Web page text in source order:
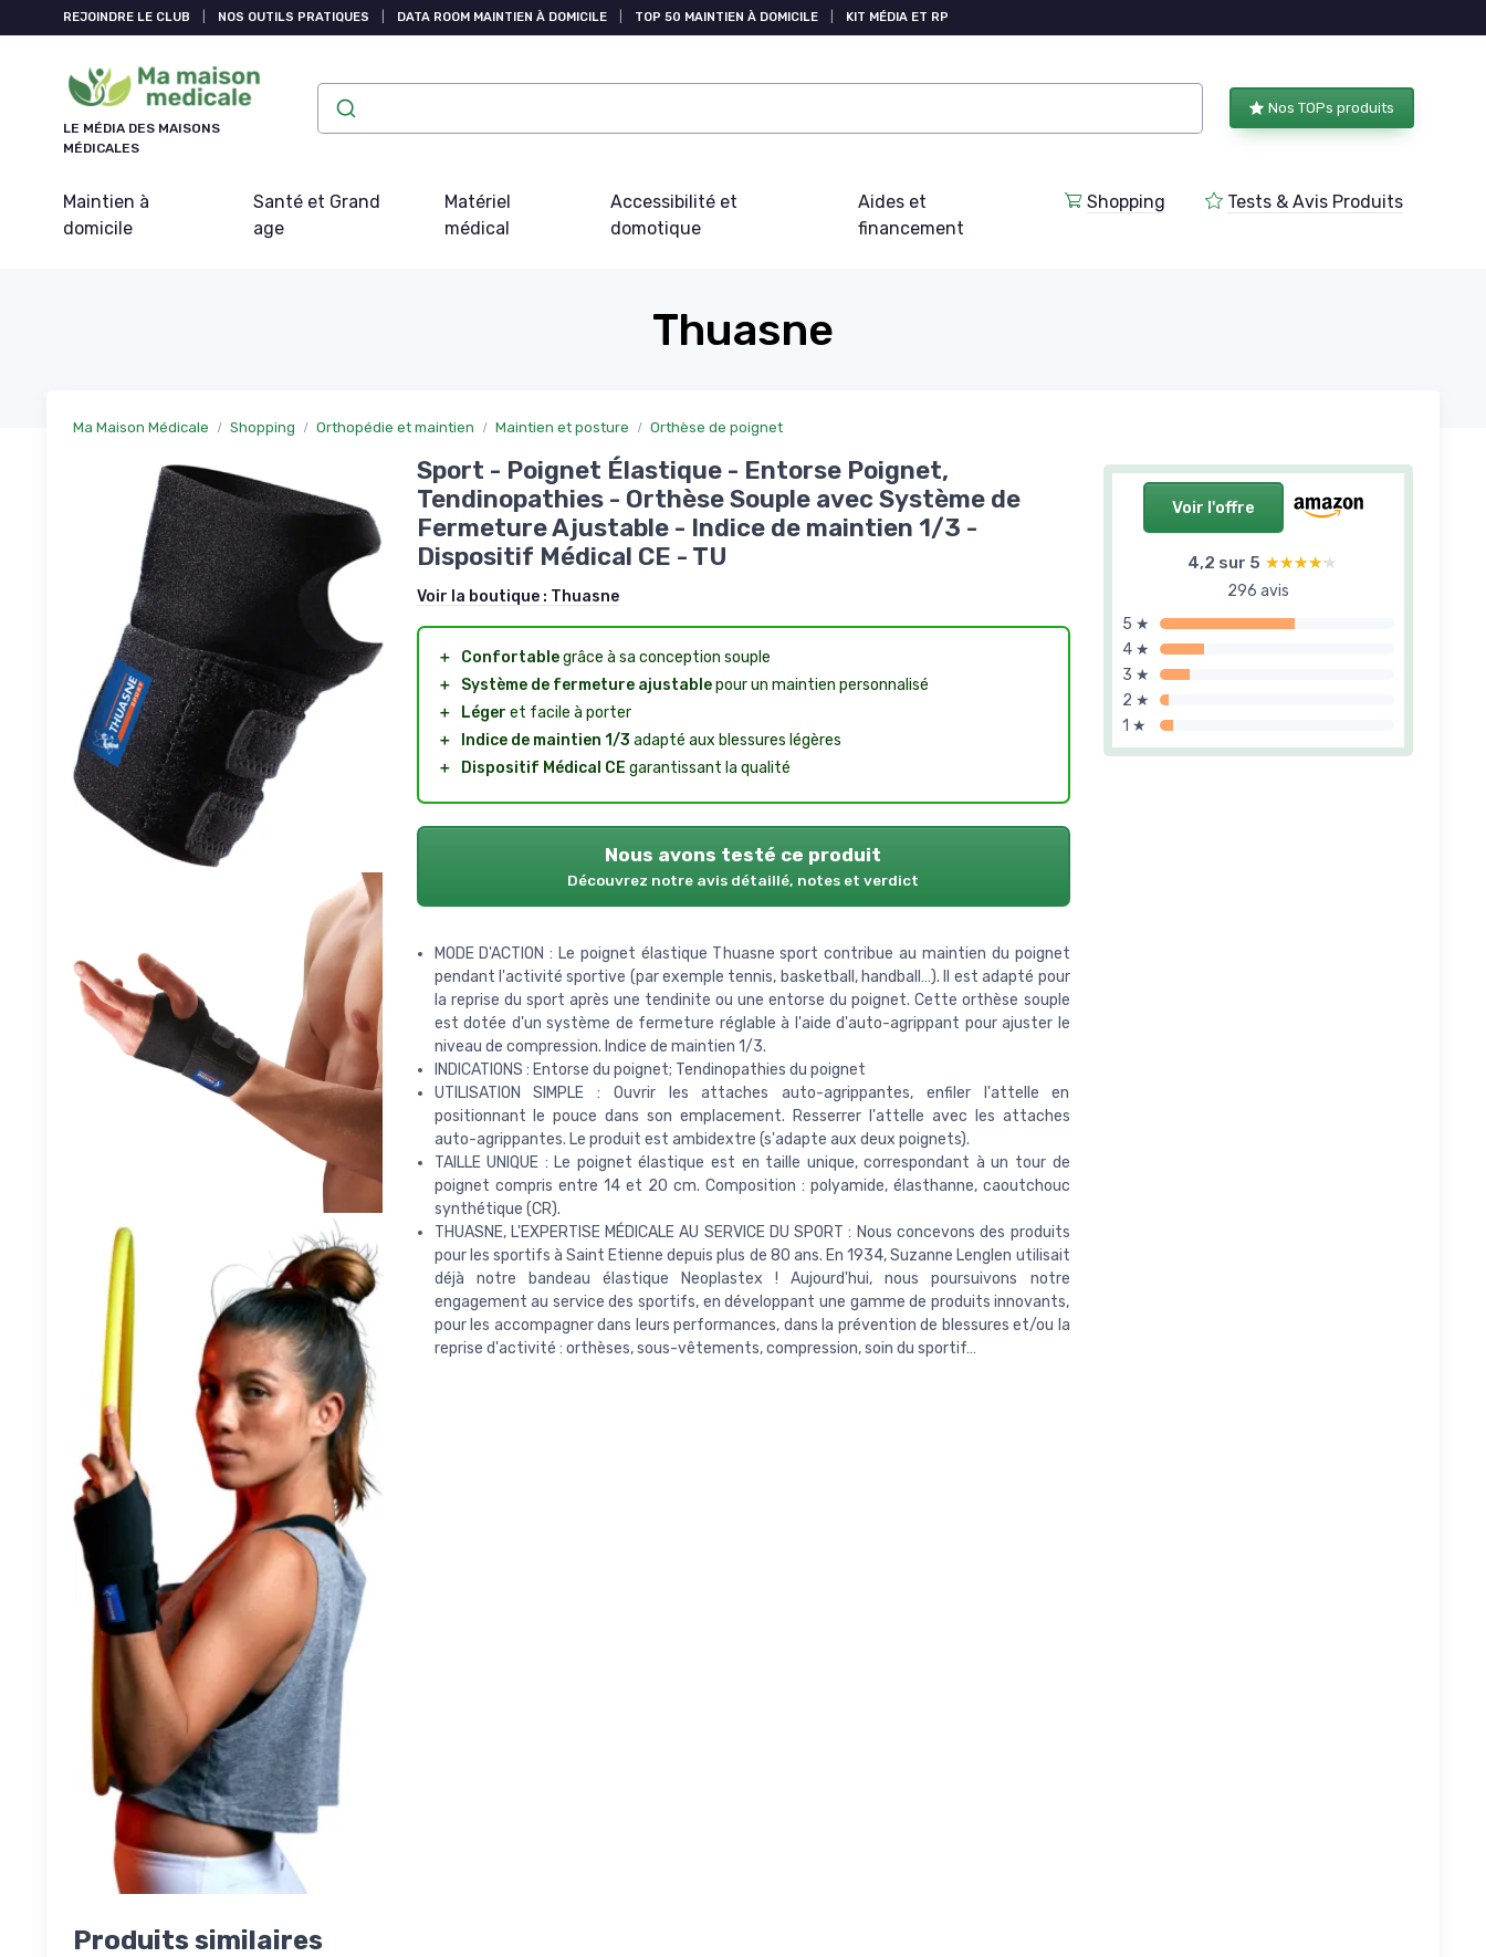
REJOINDRE LE CLUB NOS OUTILS PRATIQUES DATA ROOM MAINTIEN À DOMICILE TOP 50 MAINTIEN À DOMICILE KIT MÉDIA ET RP
LE MÉDIA DES MAISONS
MÉDICALES
Nos TOPs produits
Maintien à
domicile
Santé et Grand
age
Matériel
médical
Accessibilité et
domotique
Aides et
financement
Shopping Tests & Avis Produits
Thuasne
Ma Maison Médicale Shopping Orthopédie et maintien Maintien et posture Orthèse de poignet
Voir l'offre
4,2 sur 5 ★★★★★
★★★★★
296 avis
5 ★
4 ★
3 ★
2 ★
1 ★
Sport - Poignet Élastique - Entorse Poignet,
Tendinopathies - Orthèse Souple avec Système de
Fermeture Ajustable - Indice de maintien 1/3 -
Dispositif Médical CE - TU
Voir la boutique : Thuasne
＋ Confortablegrâce à sa conception souple
＋
Système de fermeture ajustablepour un maintien personnalisé
＋
Léger et facile à porter
＋
Indice de maintien 1/3 adapté aux blessures légères
＋
Dispositif Médical CE garantissant la qualité
Nous avons testé ce produit
Découvrez notre avis détaillé, notes et verdict
MODE D'ACTION : Le poignet élastique Thuasne sport contribue au maintien du poignet
pendant l'activité sportive (par exemple tennis, basketball, handball…). Il est adapté pour
la reprise du sport après une tendinite ou une entorse du poignet. Cette orthèse souple
est dotée d'un système de fermeture réglable à l'aide d'auto-agrippant pour ajuster le
niveau de compression. Indice de maintien 1/3.
INDICATIONS : Entorse du poignet; Tendinopathies du poignet
UTILISATION SIMPLE : Ouvrir les attaches auto-agrippantes, enfiler l'attelle en
positionnant le pouce dans son emplacement. Resserrer l'attelle avec les attaches
auto-agrippantes. Le produit est ambidextre (s'adapte aux deux poignets).
TAILLE UNIQUE : Le poignet élastique est en taille unique, correspondant à un tour de
poignet compris entre 14 et 20 cm. Composition : polyamide, élasthanne, caoutchouc
synthétique (CR).
THUASNE, L'EXPERTISE MÉDICALE AU SERVICE DU SPORT : Nous concevons des produits
pour les sportifs à Saint Etienne depuis plus de 80 ans. En 1934, Suzanne Lenglen utilisait
déjà notre bandeau élastique Neoplastex ! Aujourd'hui, nous poursuivons notre
engagement au service des sportifs, en développant une gamme de produits innovants,
pour les accompagner dans leurs performances, dans la prévention de blessures et/ou la
reprise d'activité : orthèses, sous-vêtements, compression, soin du sportif…
Produits similaires
Panneau de gestion des cookies